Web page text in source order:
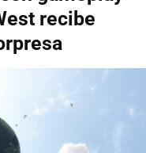
recibe